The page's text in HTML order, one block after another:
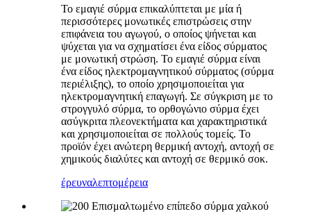
Το εμαγιέ σύρμα επικαλύπτεται με μία ή
περισσότερες μονωτικές επιστρώσεις στην
επιφάνεια του αγωγού, ο οποίος ψήνεται και
ψύχεται για να σχηματίσει ένα είδος σύρματος
με μονωτική στρώση. Το εμαγιέ σύρμα είναι
ένα είδος ηλεκτρομαγνητικού σύρματος (σύρμα
περιέλιξης), το οποίο χρησιμοποιείται για
ηλεκτρομαγνητική επαγωγή. Σε σύγκριση με το
στρογγυλό σύρμα, το ορθογώνιο σύρμα έχει
ασύγκριτα πλεονεκτήματα και χαρακτηριστικά
και χρησιμοποιείται σε πολλούς τομείς. Το
προϊόν έχει ανώτερη θερμική αντοχή, αντοχή σε
χημικούς διαλύτες και αντοχή σε θερμικό σοκ.
έρευναλεπτομέρεια